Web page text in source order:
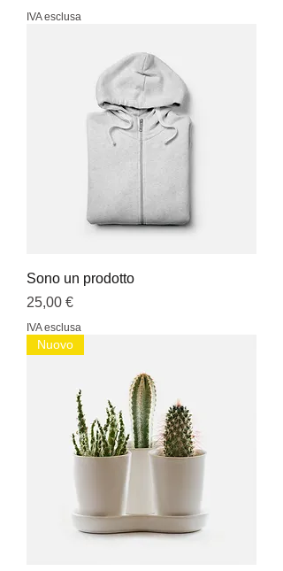
IVA esclusa
Sono un prodotto
Prezzo
25,00 €
IVA esclusa
Nuovo